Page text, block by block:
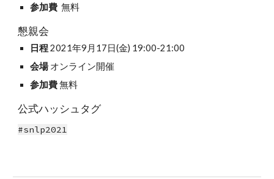
参加費
  無料
懇親会
日程 2021年9月17日(金) 19:00-21:00
会場 オンライン開催
参加費 無料
公式ハッシュタグ
#snlp2021